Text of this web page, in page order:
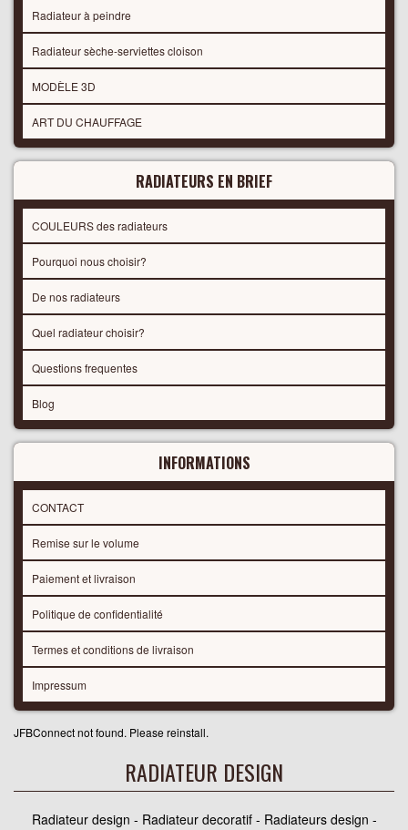
Radiateur à peindre
Radiateur sèche-serviettes cloison
MODÈLE 3D
ART DU CHAUFFAGE
RADIATEURS EN BRIEF
COULEURS des radiateurs
Pourquoi nous choisir?
De nos radiateurs
Quel radiateur choisir?
Questions frequentes
Blog
INFORMATIONS
CONTACT
Remise sur le volume
Paiement et livraison
Politique de confidentialité
Termes et conditions de livraison
Impressum
JFBConnect not found. Please reinstall.
RADIATEUR DESIGN
Radiateur design - Radiateur decoratif - Radiateurs design -